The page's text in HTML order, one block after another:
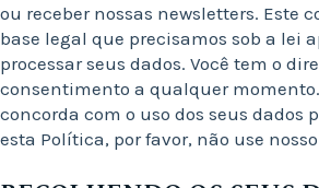
ou receber nossas newsletters. Este
base legal que precisamos sob a lei
processar seus dados. Você tem o
consentimento a qualquer momento.
concorda com o uso dos seus dados
esta Política, por favor, não use